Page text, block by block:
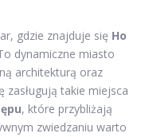
gdzie znajduje się Ho
dynamiczne miasto
architekturą oraz
takie miejsca
, które przybliżają
zwiedzaniu warto